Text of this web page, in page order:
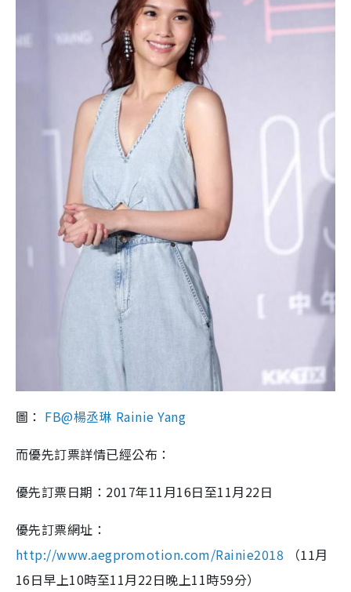
圖： FB@楊丞琳 Rainie Yang
而優先訂票詳情已經公布：
優先訂票日期：2017年11月16日至11月22日
優先訂票網址：
http://www.aegpromotion.com/Rainie2018
（11月
16日早上10時至11月22日晚上11時59分）